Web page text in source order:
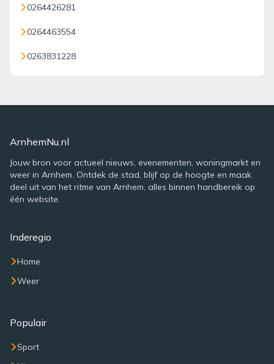
0264426281
0264463554
0263831228
ArnhemNu.nl
Jouw bron voor actueel nieuws, evenementen, woningmarkt en
weer in Arnhem. Ontdek de stad, blijf op de hoogte en maak
deel uit van het ritme van Arnhem, alles binnen handbereik op
één website.
Inderegio
Home
Weer
Populair
Sport